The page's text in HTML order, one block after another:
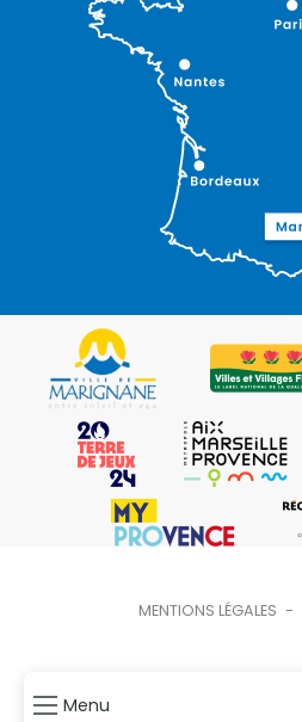
Menu
MENTIONS LÉGALES -